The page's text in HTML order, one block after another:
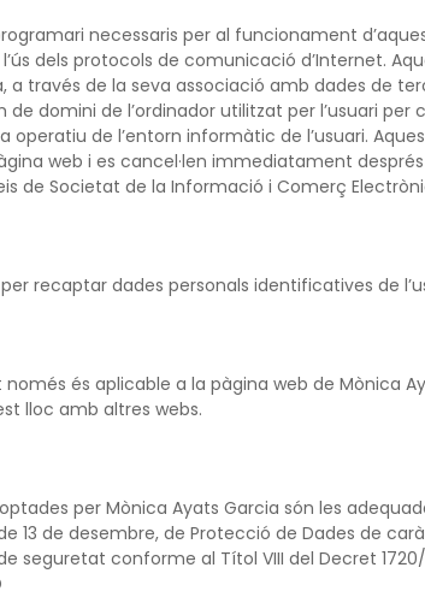
necessaris per al funcionament
dels protocols de comunicació d’Internet.
a través de la seva associació amb dades de
de domini de l’ordinador utilitzat per l’usuari
de l’entorn informàtic de l’usuari.
web i es cancel·len immediatament
de Societat de la Informació i Comerç
recaptar dades personals identificatives de
és aplicable a la pàgina web de Mònica
lloc amb altres webs.
per Mònica Ayats Garcia són les
13 de desembre, de Protecció de Dades de
seguretat conforme al Títol VIII del Decret